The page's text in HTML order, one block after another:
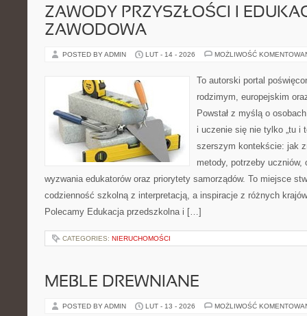
ZAWODY PRZYSZŁOŚCI I
ZAWODOWA
POSTED BY ADMIN LUT - 14 - 2026 MOŻLIWOŚĆ
To autorski portal
rodzimym, europejskim
Powstał z myślą o
i uczenie się nie tylko „tu i
szerszym kontekście: jak
metody, potrzeby uczniów,
wyzwania edukatorów oraz priorytety samorządów. To miejsce
codzienność szkolną z interpretacją, a inspiracje z różnych krajów
Polecamy Edukacja przedszkolna i […]
CATEGORIES: NIERUCHOMOŚCI
MEBLE DREWNIANE
POSTED BY ADMIN LUT - 13 - 2026 MOŻLIWOŚĆ